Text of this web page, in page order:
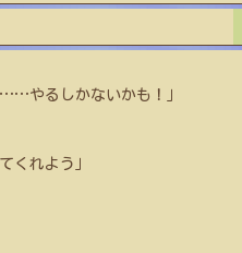
……やるしかないかも！」
くれよう」